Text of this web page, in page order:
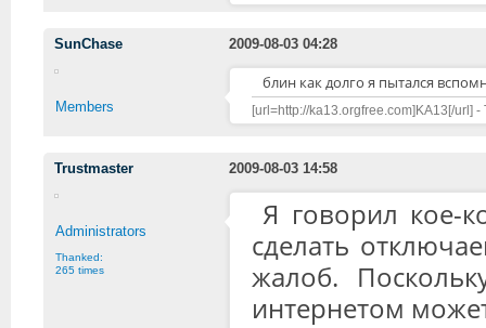
SunChase 2009-08-03 04:28
Members
блин как долго я пытался
[url=http://ka13.orgfree.com]KA13[/url]
Trustmaster 2009-08-03 14:58
Administrators
Thanked:
265 times
Я говорил кое-
сделать
жалоб.
интернетом